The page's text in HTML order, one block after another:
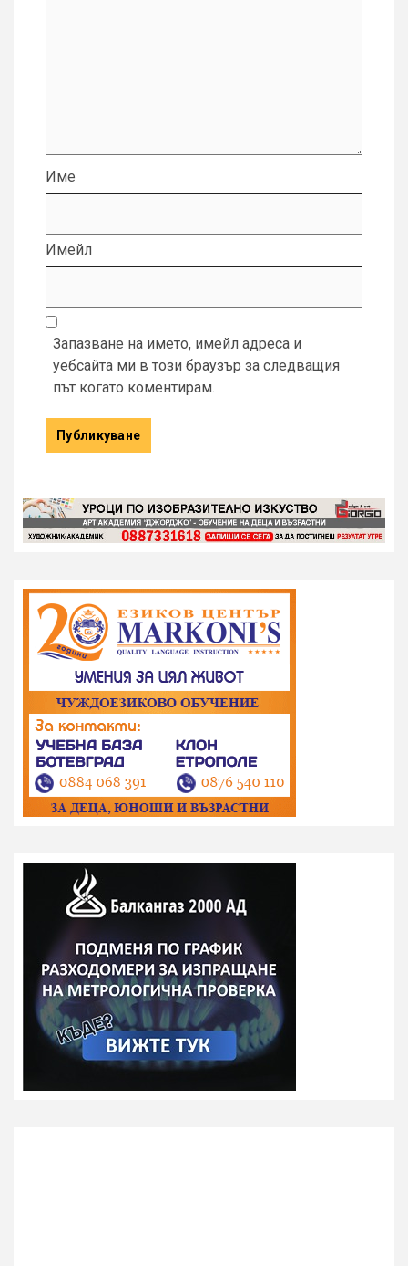
Име
Имейл
Запазване на името, имейл адреса и
уебсайта ми в този браузър за следващия
път когато коментирам.